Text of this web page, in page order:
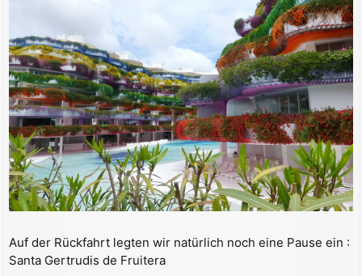
Auf der Rückfahrt legten wir natürlich noch eine Pause ein :
Santa Gertrudis de Fruitera